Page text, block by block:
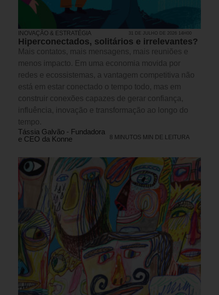
INOVAÇÃO & ESTRATÉGIA 31 DE JULHO DE 2026 14H00
Hiperconectados, solitários e irrelevantes?
Mais contatos, mais mensagens, mais reuniões e
menos impacto. Em uma economia movida por
redes e ecossistemas, a vantagem competitiva não
está em estar conectado o tempo todo, mas em
construir conexões capazes de gerar confiança,
influência, inovação e transformação ao longo do
tempo.
Tássia Galvão - Fundadora
e CEO da Konne
8 MINUTOS MIN DE LEITURA